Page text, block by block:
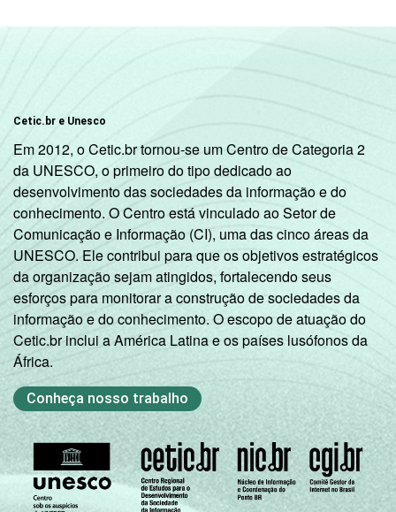
Cetic.br e Unesco
Em 2012, o Cetic.br tornou-se um Centro de Categoria 2
da UNESCO, o primeiro do tipo dedicado ao
desenvolvimento das sociedades da informação e do
conhecimento. O Centro está vinculado ao Setor de
Comunicação e Informação (CI), uma das cinco áreas da
UNESCO. Ele contribui para que os objetivos estratégicos
da organização sejam atingidos, fortalecendo seus
esforços para monitorar a construção de sociedades da
informação e do conhecimento. O escopo de atuação do
Cetic.br inclui a América Latina e os países lusófonos da
África.
Conheça nosso trabalho